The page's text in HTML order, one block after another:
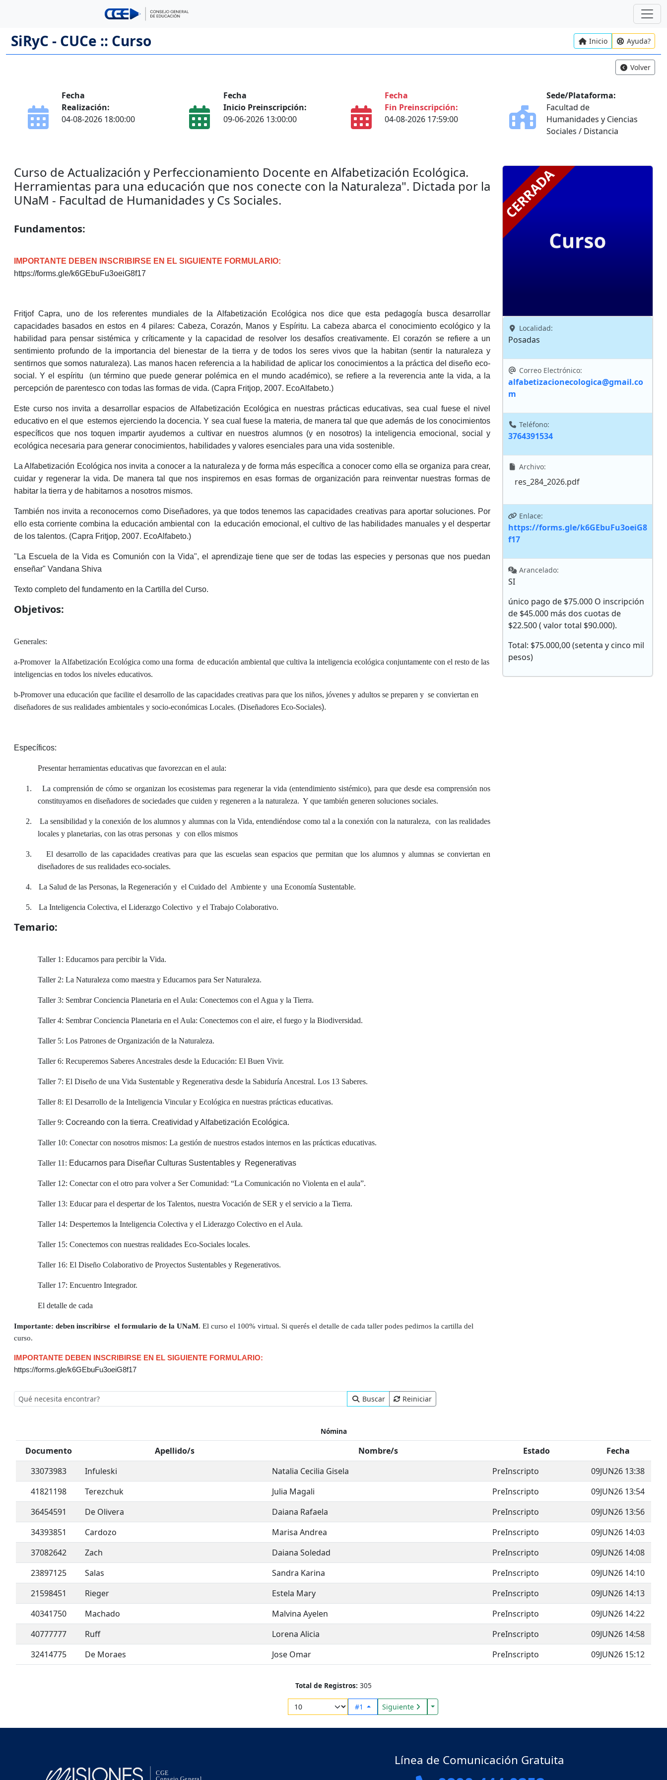
SiRyC - CUCe :: Curso Inicio Ayuda?
Volver
Fecha
Realización:
04-08-2026 18:00:00
Fecha
Inicio Preinscripción:
09-06-2026 13:00:00
Fecha
Fin Preinscripción:
04-08-2026 17:59:00
Sede/Plataforma:
Facultad de
Humanidades y Ciencias
Sociales / Distancia
Curso de Actualización y Perfeccionamiento Docente en Alfabetización Ecológica.
Herramientas para una educación que nos conecte con la Naturaleza". Dictada por la
UNaM - Facultad de Humanidades y Cs Sociales.
Fundamentos:
IMPORTANTE DEBEN INSCRIBIRSE EN EL SIGUIENTE FORMULARIO:
https://forms.gle/k6GEbuFu3oeiG8f17
Fritjof Capra, uno de los referentes mundiales de la Alfabetización Ecológica nos dice que esta pedagogía busca desarrollar
capacidades basados en estos en 4 pilares: Cabeza, Corazón, Manos y Espíritu. La cabeza abarca el conocimiento ecológico y la
habilidad para pensar sistémica y críticamente y la capacidad de resolver los desafíos creativamente. El corazón se refiere a un
sentimiento profundo de la importancia del bienestar de la tierra y de todos los seres vivos que la habitan (sentir la naturaleza y
sentirnos que somos naturaleza). Las manos hacen referencia a la habilidad de aplicar los conocimientos a la práctica del diseño eco-
social. Y el espíritu
(un término que puede generar polémica en el mundo académico), se refiere a la reverencia ante la vida, a la
percepción de parentesco con todas las formas de vida. (Capra Fritjop, 2007. EcoAlfabeto.)
Este curso nos invita a desarrollar espacios de Alfabetización Ecológica en nuestras prácticas educativas, sea cual fuese el nivel
educativo en el que estemos ejerciendo la docencia. Y sea cual fuese la materia, de manera tal que que además de los conocimientos
específicos que nos toquen impartir ayudemos a cultivar en nuestros alumnos (y en nosotros) la inteligencia emocional, social y
ecológica necesaria para generar conocimientos, habilidades y valores esenciales para una vida sostenible.
La Alfabetización Ecológica nos invita a conocer a la naturaleza y de forma más específica a conocer como ella se organiza para crear,
cuidar y regenerar la vida. De manera tal que nos inspiremos en esas formas de organización para reinventar nuestras formas de
habitar la tierra y de habitarnos a nosotros mismos.
También nos invita a reconocernos como Diseñadores, ya que todos tenemos las capacidades creativas para aportar soluciones. Por
ello esta corriente combina la educación ambiental con
la educación emocional, el cultivo de las habilidades manuales y el despertar
de los talentos. (Capra Fritjop, 2007. EcoAlfabeto.)
"La Escuela de la Vida es Comunión con la Vida", el aprendizaje tiene que ser de todas las especies y personas que nos puedan
enseñar" Vandana Shiva
Texto completo del fundamento en la Cartilla del Curso.
Objetivos:
Generales:
a-Promover la Alfabetización Ecológica como una forma de educación ambiental que cultiva la inteligencia ecológica conjuntamente con el resto de las
inteligencias en todos los niveles educativos.
b-Promover una educación que facilite el desarrollo de las capacidades creativas para que los niños, jóvenes y adultos se preparen y se conviertan en
diseñadores de sus realidades ambientales y socio-económicas Locales. (Diseñadores Eco-Sociales).
Específicos:
Presentar herramientas educativas que favorezcan en el aula:
1.
La comprensión de cómo se organizan los ecosistemas para regenerar la vida (entendimiento sistémico), para que desde esa comprensión nos
constituyamos en diseñadores de sociedades que cuiden y regeneren a la naturaleza. Y que también generen soluciones sociales.
2. La sensibilidad y la conexión de los alumnos y alumnas con la Vida, entendiéndose como tal a la conexión con la naturaleza, con las realidades
locales y planetarias, con las otras personas y con ellos mismos
3.
El desarrollo de las capacidades creativas para que las escuelas sean espacios que permitan que los alumnos y alumnas se conviertan en
diseñadores de sus realidades eco-sociales.
4. La Salud de las Personas, la Regeneración y el Cuidado del Ambiente y una Economía Sustentable.
5. La Inteligencia Colectiva, el Liderazgo Colectivo y el Trabajo Colaborativo.
Temario:
Taller 1: Educarnos para percibir la Vida.
Taller 2: La Naturaleza como maestra y Educarnos para Ser Naturaleza.
Taller 3: Sembrar Conciencia Planetaria en el Aula: Conectemos con el Agua y la Tierra.
Taller 4: Sembrar Conciencia Planetaria en el Aula: Conectemos con el aire, el fuego y la Biodiversidad.
Taller 5: Los Patrones de Organización de la Naturaleza.
Taller 6: Recuperemos Saberes Ancestrales desde la Educación: El Buen Vivir.
Taller 7: El Diseño de una Vida Sustentable y Regenerativa desde la Sabiduría Ancestral. Los 13 Saberes.
Taller 8: El Desarrollo de la Inteligencia Vincular y Ecológica en nuestras prácticas educativas.
Taller 9: Cocreando con la tierra. Creatividad y Alfabetización Ecológica.
Taller 10: Conectar con nosotros mismos: La gestión de nuestros estados internos en las prácticas educativas.
Taller 11: Educarnos para Diseñar Culturas Sustentables y Regenerativas
Taller 12: Conectar con el otro para volver a Ser Comunidad: “La Comunicación no Violenta en el aula”.
Taller 13: Educar para el despertar de los Talentos, nuestra Vocación de SER y el servicio a la Tierra.
Taller 14: Despertemos la Inteligencia Colectiva y el Liderazgo Colectivo en el Aula.
Taller 15: Conectemos con nuestras realidades Eco-Sociales locales.
Taller 16: El Diseño Colaborativo de Proyectos Sustentables y Regenerativos.
Taller 17: Encuentro Integrador.
El detalle de cada
Importante: deben inscribirse el formulario de la UNaM. El curso el 100% virtual. Si querés el detalle de cada taller podes pedirnos la cartilla del
curso.
IMPORTANTE DEBEN INSCRIBIRSE EN EL SIGUIENTE FORMULARIO:
https://forms.gle/k6GEbuFu3oeiG8f17
Localidad:
Posadas
Correo Electrónico:
alfabetizacionecologica@gmail.co
m
Teléfono:
3764391534
Archivo:
res_284_2026.pdf
Enlace:
https://forms.gle/k6GEbuFu3oeiG8
f17
Arancelado:
SI
único pago de $75.000 O inscripción
de $45.000 más dos cuotas de
$22.500 ( valor total $90.000).
Total: $75.000,00 (setenta y cinco mil
pesos)
Buscar Reiniciar
Nómina
Documento Apellido/s Nombre/s Estado
Fecha
33073983
Infuleski Natalia Cecilia Gisela PreInscripto
09JUN26 13:38
41821198
Terezchuk Julia Magali PreInscripto
09JUN26 13:54
36454591
De Olivera Daiana Rafaela PreInscripto
09JUN26 13:56
34393851
Cardozo Marisa Andrea PreInscripto
09JUN26 14:03
37082642
Zach Daiana Soledad PreInscripto
09JUN26 14:08
23897125
Salas Sandra Karina PreInscripto
09JUN26 14:10
21598451
Rieger Estela Mary PreInscripto
09JUN26 14:13
40341750
Machado Malvina Ayelen PreInscripto
09JUN26 14:22
40777777
Ruff Lorena Alicia PreInscripto
09JUN26 14:58
32414775
De Moraes Jose Omar PreInscripto 09JUN26 15:12
Total de Registros: 305
#1 Siguiente Toggle Dropdown
Línea de Comunicación Gratuita